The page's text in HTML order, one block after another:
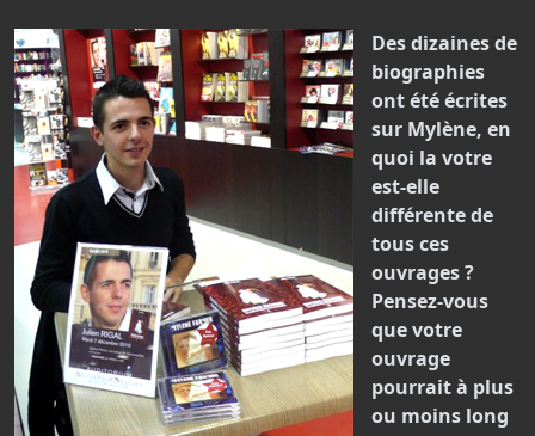
Des dizaines de
biographies
ont été écrites
sur Mylène, en
quoi la votre
est-elle
différente de
tous ces
ouvrages ?
Pensez-vous
que votre
ouvrage
pourrait à plus
ou moins long